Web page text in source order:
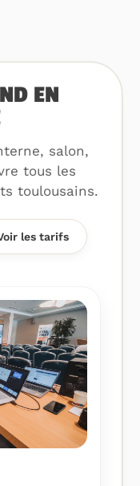
EN
salon,
tous les
toulousains.
les tarifs